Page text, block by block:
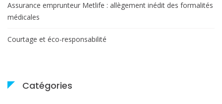
Assurance emprunteur Metlife : allègement inédit des formalités
médicales
Courtage et éco-responsabilité
Catégories